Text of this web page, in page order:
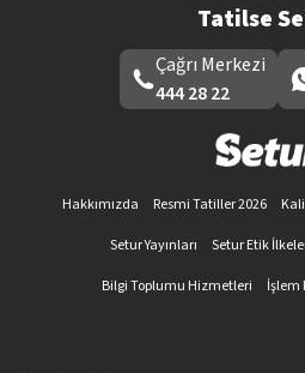
Tatilse
Çağrı Merkezi
444 28 22
Hakkımızda Resmi Tatiller 2026
Setur Yayınları
Setur Etik
Bilgi Toplumu Hizmetleri
İşlem